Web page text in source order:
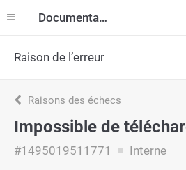
Documentation
Raison de l’erreur
Raisons des échecs
#1495019511771 Interne